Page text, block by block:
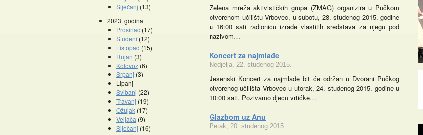
Siječanj (13)
2023. godina
Prosinac (17)
Studeni (12)
Listopad (15)
Rujan (3)
Kolovoz (6)
Srpanj (3)
Lipanj
Svibanj (22)
Travanj (19)
Ožujak (17)
Veljača (9)
Siječanj (16)
Zelena mreža aktivističkih grupa (ZMAG) organizira u Pučkom
otvorenom učilištu Vrbovec, u subotu, 28. studenog 2015. godine
u 16:00 sati radionicu izrade vlastitih sredstava za njegu pod
nazivom…
Koncert za najmlađe
Nedjelja, 22. studenog 2015.
Jesenski Koncert za najmlađe bit će održan u Dvorani Pučkog
otvorenog učilišta Vrbovec u utorak, 24. studenog 2015. godine u
10:00 sati. Pozivamo djecu vrtićke…
Glazbom uz Anu
Petak, 20. studenog 2015.
Promocije knjiga Kazalište za odrasle